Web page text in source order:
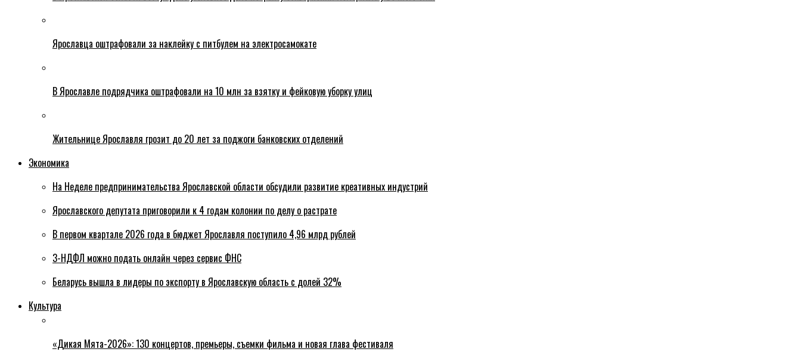
Ярославца оштрафовали за наклейку с питбулем на электросамокате
В Ярославле подрядчика оштрафовали на 10 млн за взятку и фейковую уборку улиц
Жительнице Ярославля грозит до 20 лет за поджоги банковских отделений
Экономика
На Неделе предпринимательства Ярославской области обсудили развитие креативных индустрий
Ярославского депутата приговорили к 4 годам колонии по делу о растрате
В первом квартале 2026 года в бюджет Ярославля поступило 4,96 млрд рублей
3-НДФЛ можно подать онлайн через сервис ФНС
Беларусь вышла в лидеры по экспорту в Ярославскую область с долей 32%
Культура
«Дикая Мята-2026»: 130 концертов, премьеры, съемки фильма и новая глава фестиваля